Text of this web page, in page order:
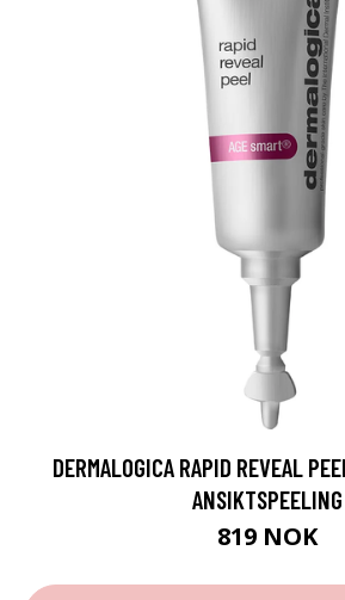
DERMALOGICA RAPID REVEAL
ANSIKTSPEELING
819 NOK